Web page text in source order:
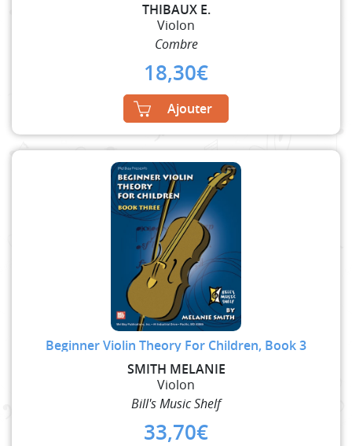
THIBAUX E.
Violon
Combre
18,30€
Ajouter
Beginner Violin Theory For Children, Book 3
SMITH MELANIE
Violon
Bill's Music Shelf
33,70€